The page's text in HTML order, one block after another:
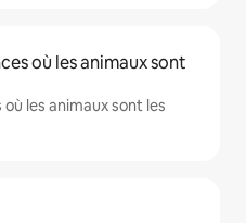
où les animaux sont
les animaux sont les